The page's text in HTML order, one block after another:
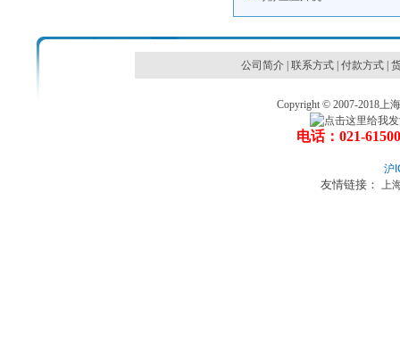
公司简介 联系方式 付款方式
Copyright © 2007-2018上
电话：021-
沪
友情链接： 上